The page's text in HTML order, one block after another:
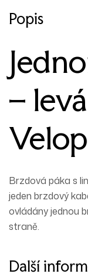
Popis
–
Brzdová páka s
jeden brzdový
ovládány jednou
straně.
Další